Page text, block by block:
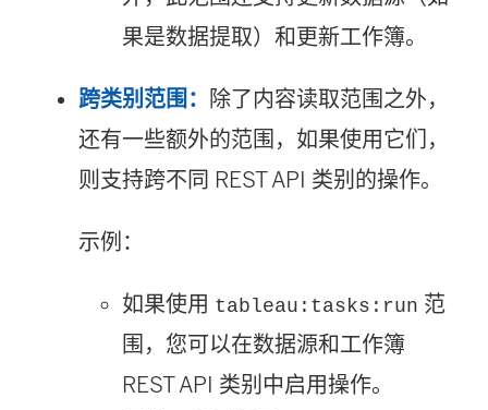
果是数据提取）和更新工作簿。
跨类别范围：
除了内容读取范围之外，
还有一些额外的范围，如果使用它们，
则支持跨不同 REST API 类别的操作。
示例：
如果使用 tableau:tasks:run 范
围，您可以在数据源和工作簿
REST API 类别中启用操作。